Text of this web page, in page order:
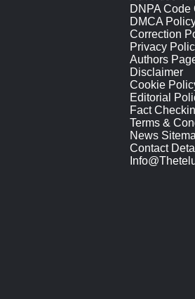
DNPA Code
DMCA
Correction
Privacy
Authors
Disclaimer
Cookie
Editorial
Fact
Terms &
News
Contact